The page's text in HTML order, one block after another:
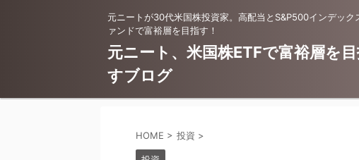
元ニートが30代米国株投資家。高配当とS&P500インデック
ァンドで富裕層を目指す！
元ニート、米国株ETFで富裕層を
すブログ
HOME > 投資 >